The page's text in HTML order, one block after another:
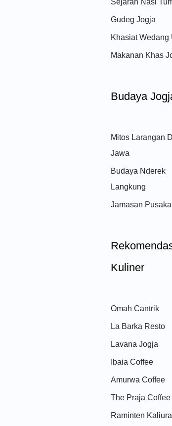
Sejarah Nasi
Gudeg Jogja
Khasiat Wedang
Makanan Khas
Budaya
Mitos Larangan
Jawa
Budaya Nderek
Langkung
Jamasan Pusaka
Kuliner
Omah Cantrik
La Barka Resto
Lavana Jogja
Ibaia Coffee
Amurwa Coffee
The Praja Coffee
Raminten